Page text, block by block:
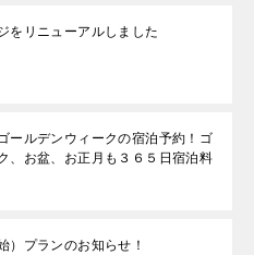
をリニューアルしました
ールデンウィークの宿泊予約！ゴ
、お盆、お正月も３６５日宿泊料
）プランのお知らせ！